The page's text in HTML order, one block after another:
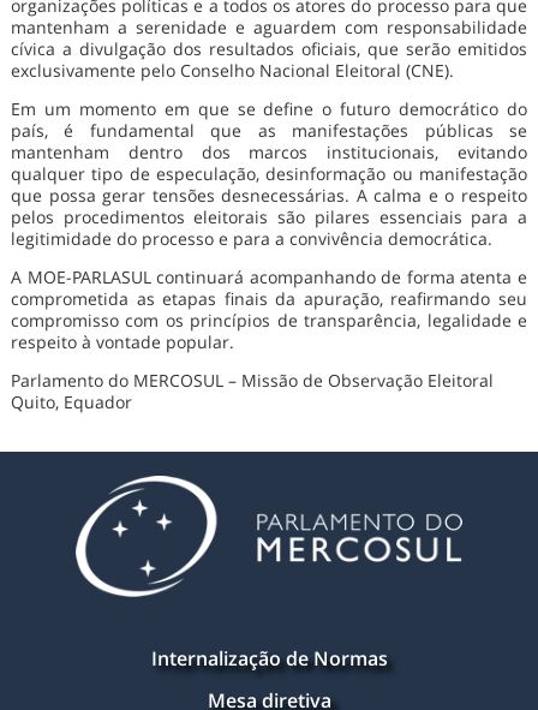
organizações políticas e a todos os atores do processo para que
mantenham a serenidade e aguardem com responsabilidade
cívica a divulgação dos resultados oficiais, que serão emitidos
exclusivamente pelo Conselho Nacional Eleitoral (CNE).
Em um momento em que se define o futuro democrático do
país, é fundamental que as manifestações públicas se
mantenham dentro dos marcos institucionais, evitando
qualquer tipo de especulação, desinformação ou manifestação
que possa gerar tensões desnecessárias. A calma e o respeito
pelos procedimentos eleitorais são pilares essenciais para a
legitimidade do processo e para a convivência democrática.
A MOE-PARLASUL continuará acompanhando de forma atenta e
comprometida as etapas finais da apuração, reafirmando seu
compromisso com os princípios de transparência, legalidade e
respeito à vontade popular.
Parlamento do MERCOSUL – Missão de Observação Eleitoral
Quito, Equador
Internalização de Normas
Mesa diretiva